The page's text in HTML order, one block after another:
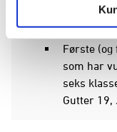
kvinner
Første
som har
seks
Gutter 19,